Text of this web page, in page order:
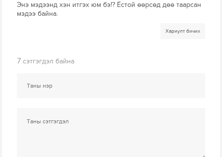
Энэ мэдээнд хэн итгэх юм бэ!? Ёстой өөрсөд дөө таарсан
мэдээ байна.
Хариулт бичих
7 сэтгэгдэл байна